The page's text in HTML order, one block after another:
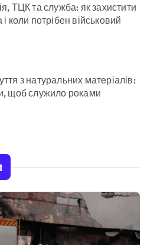
ТЦК та служба: як захистити
і коли потрібен військовий
з натуральних матеріалів:
щоб служило роками